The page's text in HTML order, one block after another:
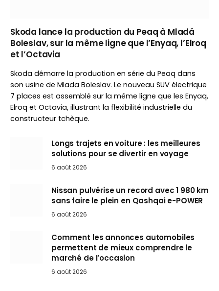
Skoda lance la production du Peaq à Mladá
Boleslav, sur la même ligne que l’Enyaq, l’Elroq
et l’Octavia
Skoda démarre la production en série du Peaq dans
son usine de Mlada Boleslav. Le nouveau SUV électrique
7 places est assemblé sur la même ligne que les Enyaq,
Elroq et Octavia, illustrant la flexibilité industrielle du
constructeur tchèque.
Longs trajets en voiture : les meilleures
solutions pour se divertir en voyage
6 août 2026
Nissan pulvérise un record avec 1 980 km
sans faire le plein en Qashqai e-POWER
6 août 2026
Comment les annonces automobiles
permettent de mieux comprendre le
marché de l’occasion
6 août 2026